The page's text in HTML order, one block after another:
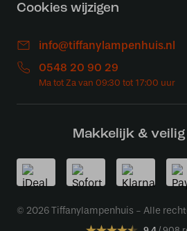
Cookies wijzigen
info@tiffanylampenhuis.nl
0548 20 90 29
Makkelijk &
© 2026 Tiffanylampenhuis - Alle